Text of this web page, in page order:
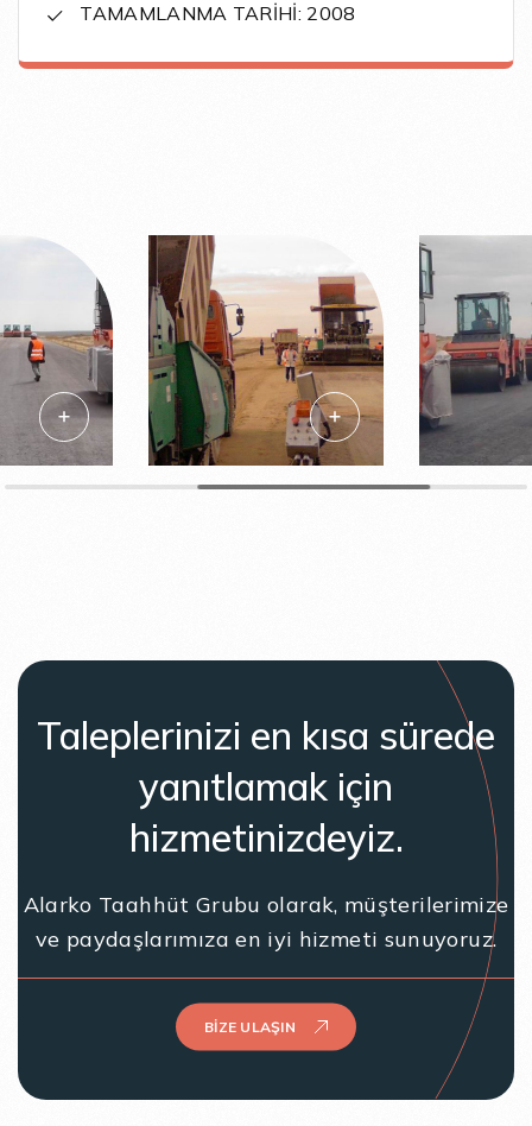
TAMAMLANMA TARİHİ: 2008
Taleplerinizi en kısa sürede
yanıtlamak için
hizmetinizdeyiz.
Alarko Taahhüt Grubu olarak, müşterilerimize
ve paydaşlarımıza en iyi hizmeti sunuyoruz.
BIZE ULAŞIN